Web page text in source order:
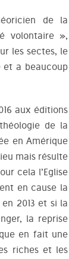
de la
volontaire »,
les sectes, le
et a beaucoup
aux éditions
de la
en Amérique
mais résulte
cela l’Eglise
en cause la
2013 et si la
la reprise
en fait une
riches et les